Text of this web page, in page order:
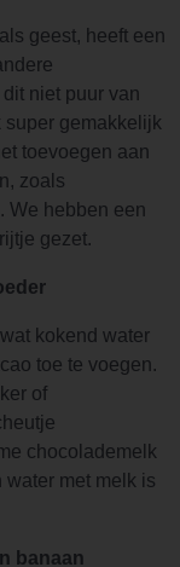
geest, heeft een
niet puur van
gemakkelijk
toevoegen aan
zoals
We hebben een
gezet.
kokend water
toe te voegen.
of
chocolademelk
water met melk is
banaan